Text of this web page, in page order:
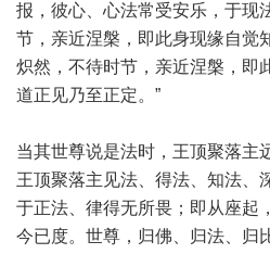
报，彼心、心法常受安乐，于现
节，亲近涅槃，即此身现缘自觉
炽然，不待时节，亲近涅槃，即
道正见乃至正定。”
当其世尊说是法时，王顶聚落主
王顶聚落主见法、得法、知法、
于正法、律得无所畏；即从座起
今已度。世尊，归佛、归法、归